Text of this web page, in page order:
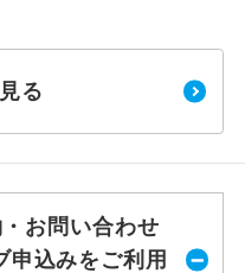
る
お問い合わせ
申込みをご利用